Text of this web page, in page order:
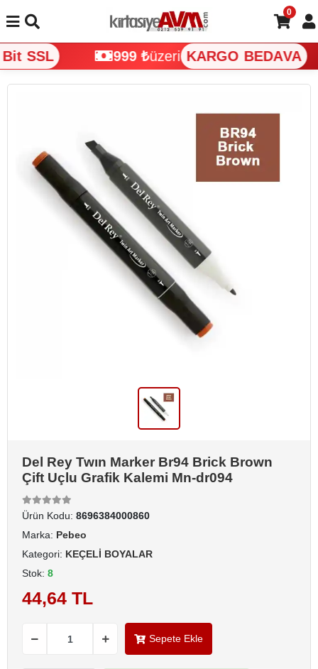
SSL 999 ₺ üzeri KARGO BEDAVA
0
Del Rey Twın Marker Br94 Brick Brown
Çift Uçlu Grafik Kalemi Mn-dr094
Ürün Kodu: 8696384000860
Marka: Pebeo
Kategori: KEÇELİ BOYALAR
Stok: 8
44,64 TL
Sepete Ekle